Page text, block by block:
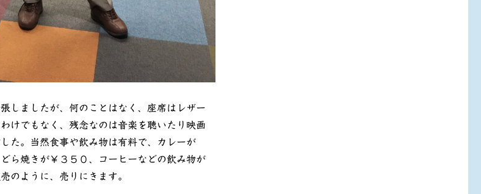
しましたが、何のことはなく、座席はレザー
けでもなく、残念なのは音楽を聴いたり映画
た。当然食事や飲み物は有料で、カレーが
ら焼きが￥３５０、コーヒーなどの飲み物が
のように、売りにきます。